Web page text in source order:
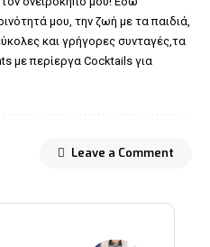
μου, την ζωή με τα παιδιά,
και γρήγορες συνταγές,τα
με περίεργα Cocktails για
Leave a Comment